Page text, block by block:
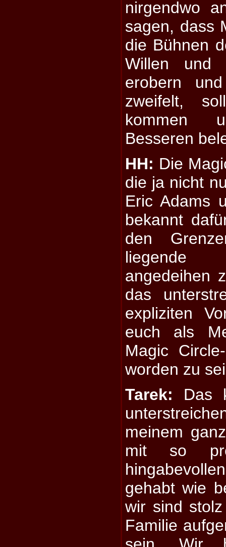
nirgendwo
sagen, dass
die Bühnen
Willen und
erobern
zweifelt,
kommen
Besseren
HH: Die
die ja nicht
Eric Adams
bekannt
den
liegende
angedeihen
das
expliziten
euch als
Magic
worden zu
Tarek: Das
meinem
mit so
gehabt wie
wir sind
Familie